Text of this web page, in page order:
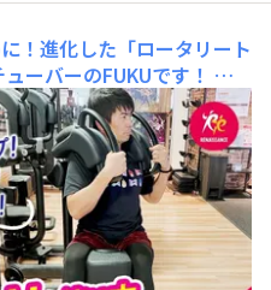
！進化した「ロータリート
ューバーのFUKUです！ ル
ンスチャンネル」を更新
レ】わき腹引き締めに！進
い方💪 という内容
メント欄に感想等いただ
そして！